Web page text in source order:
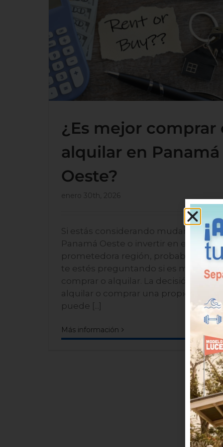
¿Es mejor comprar o
en Panamá Oeste?
¿Es mejor comprar
alquilar en Panamá
Oeste?
enero 30th, 2026
Si estás considerando mudarte a
Panamá Oeste o invertir en esta
prometedora región, probablemente
te estés preguntando si es mejor
comprar o alquilar. La decisión entre
alquilar o comprar una propiedad
puede [...]
Más información